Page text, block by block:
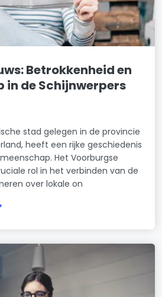
Betrokkenheid en
in de Schijnwerpers
stad gelegen in de provincie
heeft een rijke geschiedenis
Het Voorburgse
rol in het verbinden van de
over lokale on